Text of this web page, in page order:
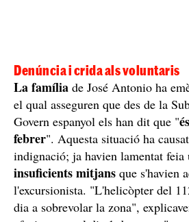
Denúncia i crida als voluntaris
La família de José Antonio ha
el qual asseguren que des de la
Govern espanyol els han dit que "
febrer". Aquesta situació ha
indignació; ja havien lamentat feia
insuficients mitjans que s'havien
l'excursionista. "L'helicòpter del
dia a sobrevolar la zona",